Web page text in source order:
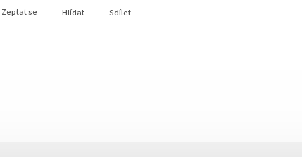
Zeptat se Hlídat Sdílet